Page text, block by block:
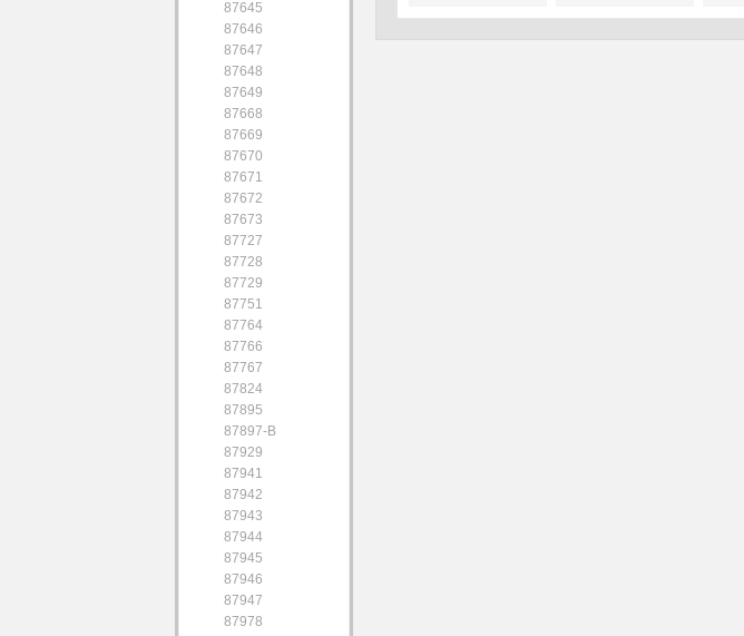
87645
87646
87647
87648
87649
87668
87669
87670
87671
87672
87673
87727
87728
87729
87751
87764
87766
87767
87824
87895
87897-B
87929
87941
87942
87943
87944
87945
87946
87947
87978